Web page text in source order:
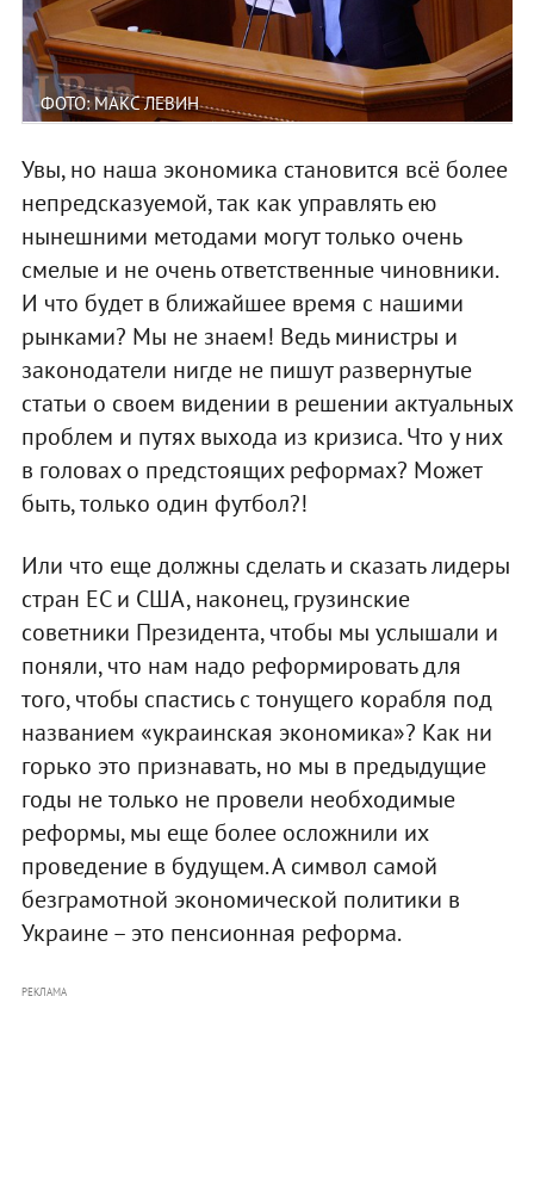
ФОТО: МАКС ЛЕВИН
Увы, но наша экономика становится всё более
непредсказуемой, так как управлять ею
нынешними методами могут только очень
смелые и не очень ответственные чиновники.
И что будет в ближайшее время с нашими
рынками? Мы не знаем! Ведь министры и
законодатели нигде не пишут развернутые
статьи о своем видении в решении актуальных
проблем и путях выхода из кризиса. Что у них
в головах о предстоящих реформах? Может
быть, только один футбол?!
Или что еще должны сделать и сказать лидеры
стран ЕС и США, наконец, грузинские
советники Президента, чтобы мы услышали и
поняли, что нам надо реформировать для
того, чтобы спастись с тонущего корабля под
названием «украинская экономика»? Как ни
горько это признавать, но мы в предыдущие
годы не только не провели необходимые
реформы, мы еще более осложнили их
проведение в будущем. А символ самой
безграмотной экономической политики в
Украине – это пенсионная реформа.
РЕКЛАМА